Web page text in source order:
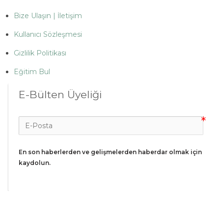
Bize Ulaşın | İletişim
Kullanıcı Sözleşmesi
Gizlilik Politikası
Eğitim Bul
E-Bülten Üyeliği
En son haberlerden ve gelişmelerden haberdar olmak için
kaydolun.